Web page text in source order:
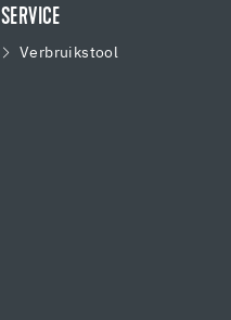
SERVICE
Verbruikstool